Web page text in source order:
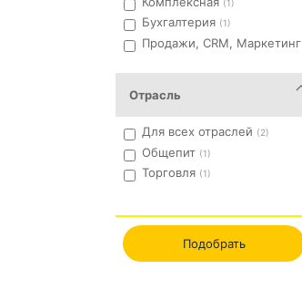
(1)
Бухгалтерия (1)
Продажи, CRM, Маркетинг
Отрасль
Для всех отраслей (2)
Общепит (1)
Торговля (1)
Подобрать